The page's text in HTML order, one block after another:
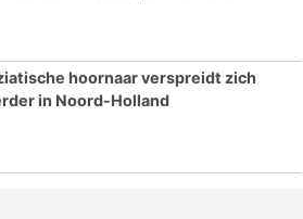
hoornaar verspreidt zich
in Noord-Holland